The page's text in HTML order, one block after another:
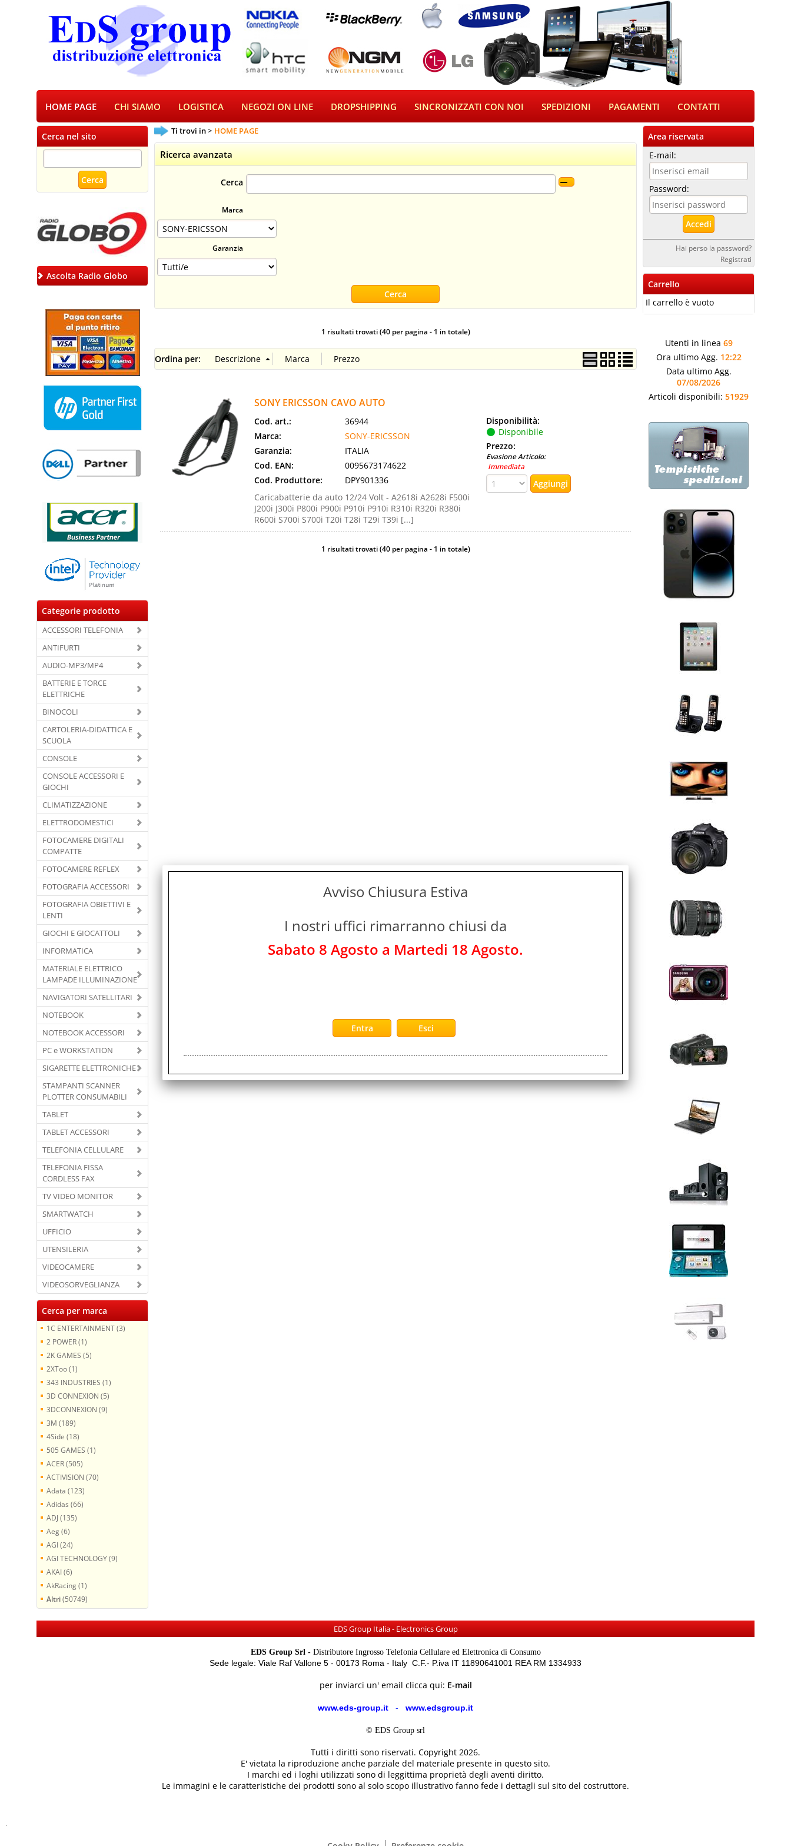
HOME PAGE CHI SIAMO LOGISTICA NEGOZI ON LINE DROPSHIPPING SINCRONIZZATI CON NOI SPEDIZIONI PAGAMENTI CONTATTI
Cerca nel sito
Ascolta Radio Globo
Categorie prodotto
ACCESSORI TELEFONIA
ANTIFURTI
AUDIO-MP3/MP4
BATTERIE E TORCE
ELETTRICHE
BINOCOLI
CARTOLERIA-DIDATTICA E
SCUOLA
CONSOLE
CONSOLE ACCESSORI E
GIOCHI
CLIMATIZZAZIONE
ELETTRODOMESTICI
FOTOCAMERE DIGITALI
COMPATTE
FOTOCAMERE REFLEX
FOTOGRAFIA ACCESSORI
FOTOGRAFIA OBIETTIVI E
LENTI
GIOCHI E GIOCATTOLI
INFORMATICA
MATERIALE ELETTRICO
LAMPADE ILLUMINAZIONE
NAVIGATORI SATELLITARI
NOTEBOOK
NOTEBOOK ACCESSORI
PC e WORKSTATION
SIGARETTE ELETTRONICHE
STAMPANTI SCANNER
PLOTTER CONSUMABILI
TABLET
TABLET ACCESSORI
TELEFONIA CELLULARE
TELEFONIA FISSA
CORDLESS FAX
TV VIDEO MONITOR
SMARTWATCH
UFFICIO
UTENSILERIA
VIDEOCAMERE
VIDEOSORVEGLIANZA
Cerca per marca
1C ENTERTAINMENT (3)
2 POWER (1)
2K GAMES (5)
2XToo (1)
343 INDUSTRIES (1)
3D CONNEXION (5)
3DCONNEXION (9)
3M (189)
4Side (18)
505 GAMES (1)
ACER (505)
ACTIVISION (70)
Adata (123)
Adidas (66)
ADJ (135)
Aeg (6)
AGI (24)
AGI TECHNOLOGY (9)
AKAI (6)
AkRacing (1)
Altri(50749)
Ti trovi in HOME PAGE
Ricerca avanzata
Cerca
Marca
Garanzia
1 risultati trovati (40 per pagina - 1 in totale)
Ordina per:
SONY ERICSSON CAVO AUTO
Cod. art.:
36944
Marca:
SONY-ERICSSON
Garanzia:
ITALIA
Cod. EAN:
0095673174622
Cod. Produttore:
DPY901336
Caricabatterie da auto 12/24 Volt - A2618i A2628i F500i
J200i J300i P800i P900i P910i P910i R310i R320i R380i
R600i S700i S700i T20i T28i T29i T39i [...]
Disponibilità:
Disponibile
Prezzo:
Evasione Articolo:
Immediata
1 risultati trovati (40 per pagina - 1 in totale)
Area riservata
E-mail:
Password:
Hai perso la password?
Registrati
Carrello
Il carrello è vuoto
Utenti in linea 69
Ora ultimo Agg. 12:22
Data ultimo Agg.
07/08/2026
Articoli disponibili: 51929
EDS Group Italia - Electronics Group
EDS Group Srl -Distributore Ingrosso Telefonia Cellulare ed Elettronica di Consumo
Sede legale: Viale Raf Vallone 5 - 00173 Roma - Italy C.F.- P.iva IT 11890641001 REA RM 1334933
per inviarci un' email clicca qui: E-mail
www.eds-group.it - www.edsgroup.it
© EDS Group srl
Tutti i diritti sono riservati. Copyright 2026.
E' vietata la riproduzione anche parziale del materiale presente in questo sito.
I marchi ed i loghi utilizzati sono di leggittima proprietà degli aventi diritto.
Le immagini e le caratteristiche dei prodotti sono al solo scopo illustrativo fanno fede i dettagli sul sito del costruttore.
Avviso Chiusura Estiva
I nostri uffici rimarranno chiusi da
Sabato 8 Agosto a Martedi 18 Agosto.